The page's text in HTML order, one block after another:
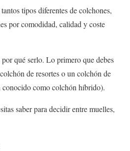
tipos diferentes de colchones,
por comodidad, calidad y coste
qué serlo. Lo primero que debes
de resortes o un colchón de
conocido como colchón híbrido).
saber para decidir entre muelles,